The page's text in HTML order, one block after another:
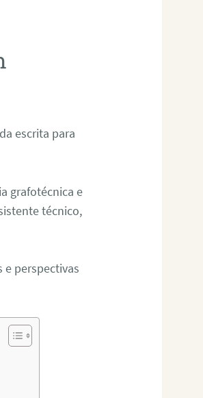
escrita para
grafotécnica e
técnico,
perspectivas